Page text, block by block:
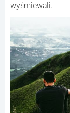
wyśmiewali.